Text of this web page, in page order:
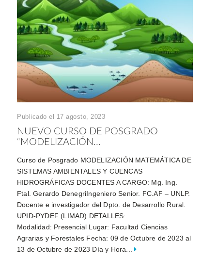
Publicado el 17 agosto, 2023
NUEVO CURSO DE POSGRADO
“MODELIZACIÓN...
Curso de Posgrado MODELIZACIÓN MATEMÁTICA DE
SISTEMAS AMBIENTALES Y CUENCAS
HIDROGRÁFICAS DOCENTES A CARGO: Mg. Ing.
Ftal. Gerardo DenegriIngeniero Senior. FC.AF – UNLP.
Docente e investigador del Dpto. de Desarrollo Rural.
UPID-PYDEF (LIMAD) DETALLES:
Modalidad: Presencial Lugar: Facultad Ciencias
Agrarias y Forestales Fecha: 09 de Octubre de 2023 al
13 de Octubre de 2023 Día y Hora...